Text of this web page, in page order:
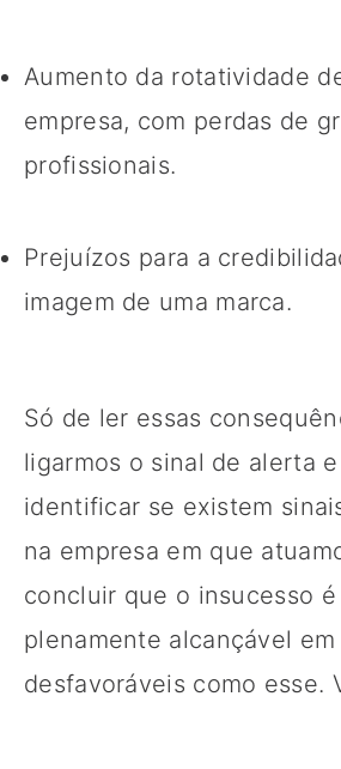
Aumento da rotatividade
empresa, com perdas de
profissionais.
Prejuízos para a
imagem de uma marca.
Só de ler essas
ligarmos o sinal de alerta
identificar se existem
na empresa em que
concluir que o insucesso
plenamente alcançável
desfavoráveis como esse.